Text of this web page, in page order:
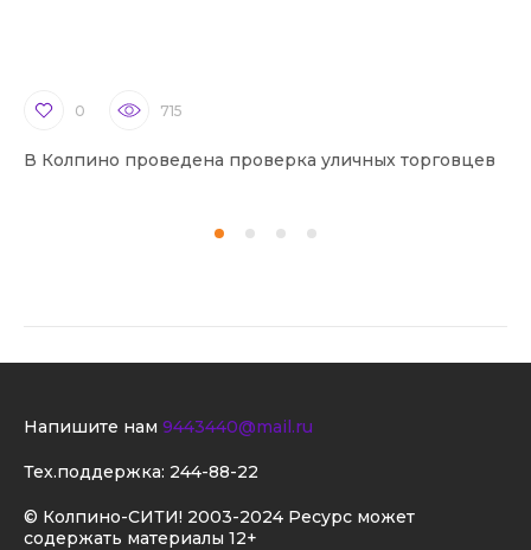
0 715
В Колпино проведена проверка уличных торговцев
© Колпино-СИТИ! 2003-2024 Ресурс может
содержать материалы 12+
Напишите нам 9443440@mail.ru
Тех.поддержка: 244-88-22